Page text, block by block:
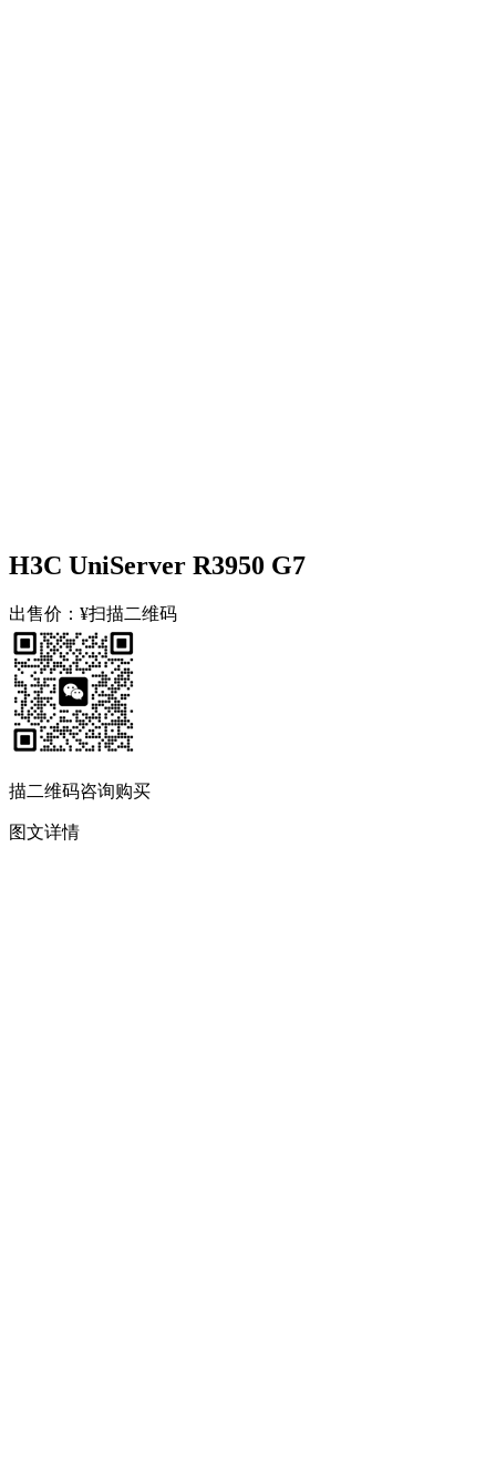
H3C UniServer R3950 G7
出售价： ¥扫描二维码
描二维码咨询购买
图文详情